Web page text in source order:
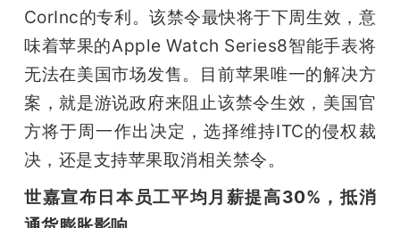
CorInc的专利。该禁令最快将于下周生效，意
味着苹果的Apple Watch Series8智能手表将
无法在美国市场发售。目前苹果唯一的解决方
案，就是游说政府来阻止该禁令生效，美国官
方将于周一作出决定，选择维持ITC的侵权裁
决，还是支持苹果取消相关禁令。
世嘉宣布日本员工平均月薪提高30%，抵消